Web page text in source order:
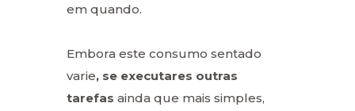
em quando.
Embora este consumo sentado
varie, se executares outras
tarefas ainda que mais simples,